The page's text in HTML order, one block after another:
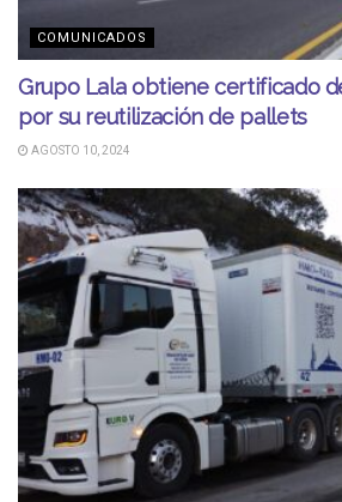
COMUNICADOS
Grupo Lala obtiene certificado
por su reutilización de pallets
AGOSTO 10, 2024